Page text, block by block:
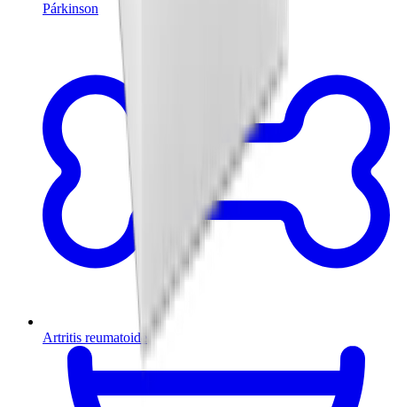
Párkinson
Artritis reumatoide